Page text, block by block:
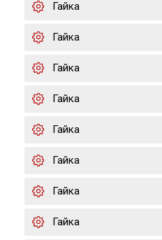
Гайка
Гайка
Гайка
Гайка
Гайка
Гайка
Гайка
Гайка